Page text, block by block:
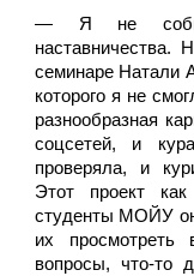
— Я не
наставничества.
семинаре Натали
которого я не
разнообразная
соцсетей, и
проверяла, и
Этот проект
студенты МОЙУ
их
вопросы, что-то